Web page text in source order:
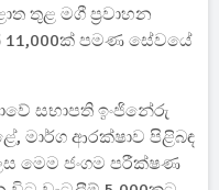
තුළ මගී ප්‍රවාහන
පමණ සේවයේ
සභාපති ඉංජිනේරු
මාර්ග ආරක්ෂාව පිළිබඳ
මෙම ජංගම පරීක්ෂණ